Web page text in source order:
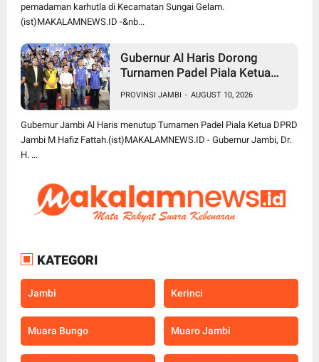
pemadaman karhutla di Kecamatan Sungai Gelam.
(ist)MAKALAMNEWS.ID -&nb...
Gubernur Al Haris Dorong
Turnamen Padel Piala Ketua
Berkelanjutan dan Lebih Besar
PROVINSI JAMBI - AUGUST 10, 2026
Gubernur Jambi Al Haris menutup Turnamen Padel Piala Ketua DPRD
Jambi M Hafiz Fattah.(ist)MAKALAMNEWS.ID - Gubernur Jambi, Dr.
H. ...
KATEGORI
Jambi Kerinci
Muara Bungo Muaro Jambi